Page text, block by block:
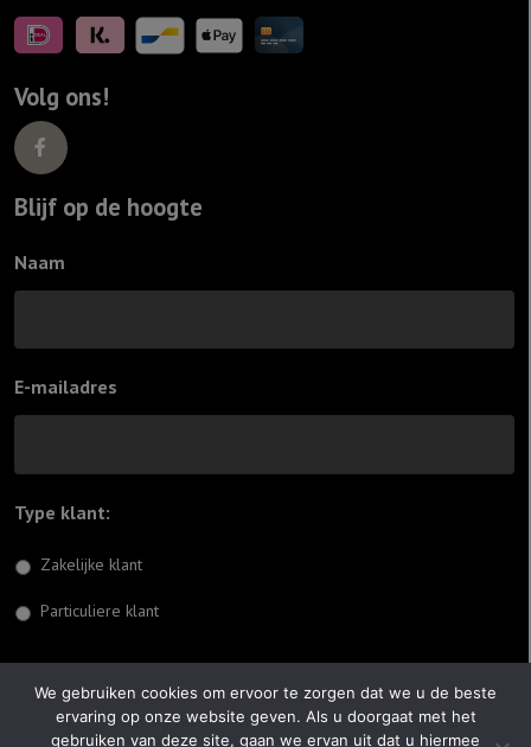
Volg ons!
Blijf op de hoogte
Naam
E-mailadres
Type klant:
Zakelijke klant
Particuliere klant
© 2026 Jiftach
We gebruiken cookies om ervoor te zorgen dat we u de beste
ervaring op onze website geven. Als u doorgaat met het
gebruiken van deze site, gaan we ervan uit dat u hiermee